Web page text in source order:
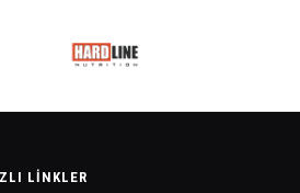
LINKLER